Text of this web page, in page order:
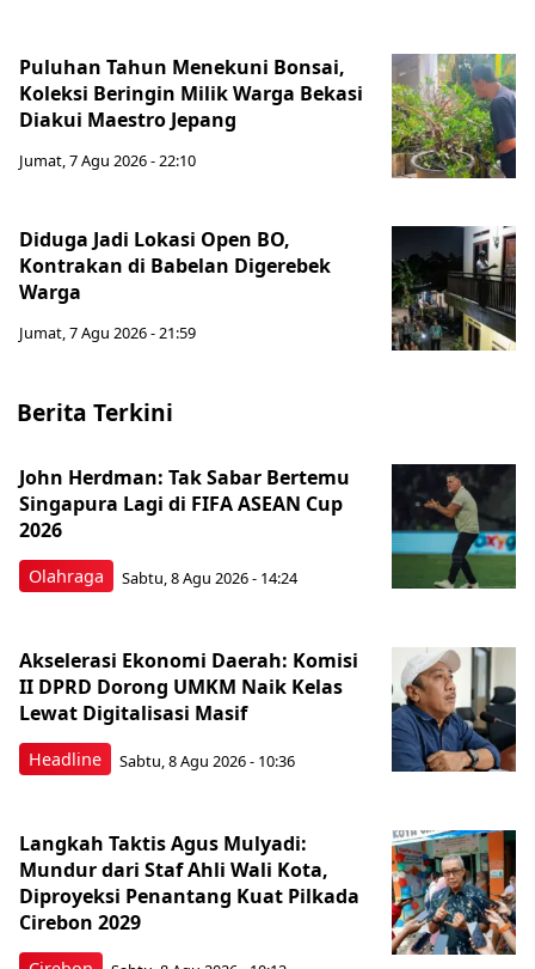
Puluhan Tahun Menekuni Bonsai,
Koleksi Beringin Milik Warga Bekasi
Diakui Maestro Jepang
Jumat, 7 Agu 2026 - 22:10
Diduga Jadi Lokasi Open BO,
Kontrakan di Babelan Digerebek
Warga
Jumat, 7 Agu 2026 - 21:59
Berita Terkini
Olahraga
John Herdman: Tak Sabar Bertemu
Singapura Lagi di FIFA ASEAN Cup
2026
Sabtu, 8 Agu 2026 - 14:24
Headline
Akselerasi Ekonomi Daerah: Komisi
II DPRD Dorong UMKM Naik Kelas
Lewat Digitalisasi Masif
Sabtu, 8 Agu 2026 - 10:36
Langkah Taktis Agus Mulyadi:
Mundur dari Staf Ahli Wali Kota,
Diproyeksi Penantang Kuat Pilkada
Cirebon 2029